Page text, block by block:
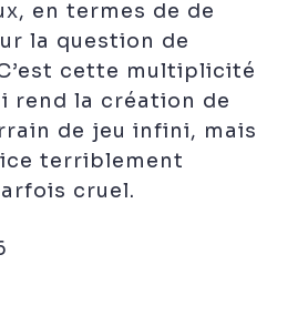
en termes de de
la question de
cette multiplicité
rend la création de
de jeu infini, mais
terriblement
cruel.